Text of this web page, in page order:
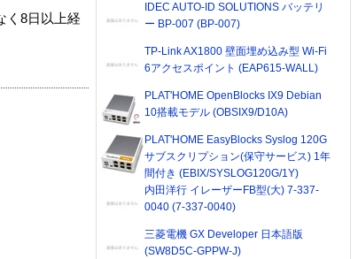
く8日以上経
IDEC AUTO-ID SOLUTIONS バッテリ
ー BP-007 (BP-007)
TP-Link AX1800 壁面埋め込み型 Wi-Fi
6アクセスポイント (EAP615-WALL)
PLAT'HOME OpenBlocks IX9 Debian
10搭載モデル (OBSIX9/D10A)
PLAT'HOME EasyBlocks Syslog 120G
サブスクリプション(保守サービス) 1年
間付き (EBIX/SYSLOG120G/1Y)
内田洋行 イレーザーFB型(大) 7-337-
0040 (7-337-0040)
三菱電機 GX Developer 日本語版
(SW8D5C-GPPW-J)